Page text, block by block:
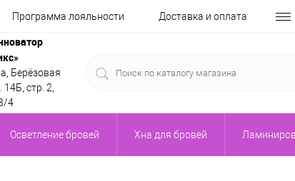
Программа лояльности Доставка и оплата
Берёзовая
14Б, стр. 2,
4
Осветление бровей Хна для бровей